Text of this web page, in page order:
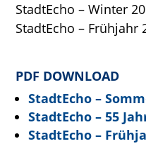
StadtEcho – Winter
StadtEcho – Frühjahr
PDF DOWNLOAD
StadtEcho –
StadtEcho – 55
StadtEcho –